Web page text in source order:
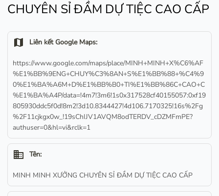
CHUYÊN SỈ ĐẦM DỰ TIỆC CAO CẤP
map Liên kết Google Maps:
https://www.google.com/maps/place/MINH+MINH+X%C6%AF
%E1%BB%9ENG+CHUY%C3%8AN+S%E1%BB%88+%C4%9
0%E1%BA%A6M+D%E1%BB%B0+TI%E1%BB%86C+CAO+C
%E1%BA%A4P/data=!4m7!3m6!1s0x317528cf40155057:0xf19
805930ddc5f0d!8m2!3d10.8344427!4d106.7170325!16s%2Fg
%2F11cjkgx0w_!19sChIJV1AVQM8odTERDV_cDZMFmPE?
authuser=0&hl=vi&rclk=1
business Tên:
MINH MINH XƯỞNG CHUYÊN SỈ ĐẦM DỰ TIỆC CAO CẤP